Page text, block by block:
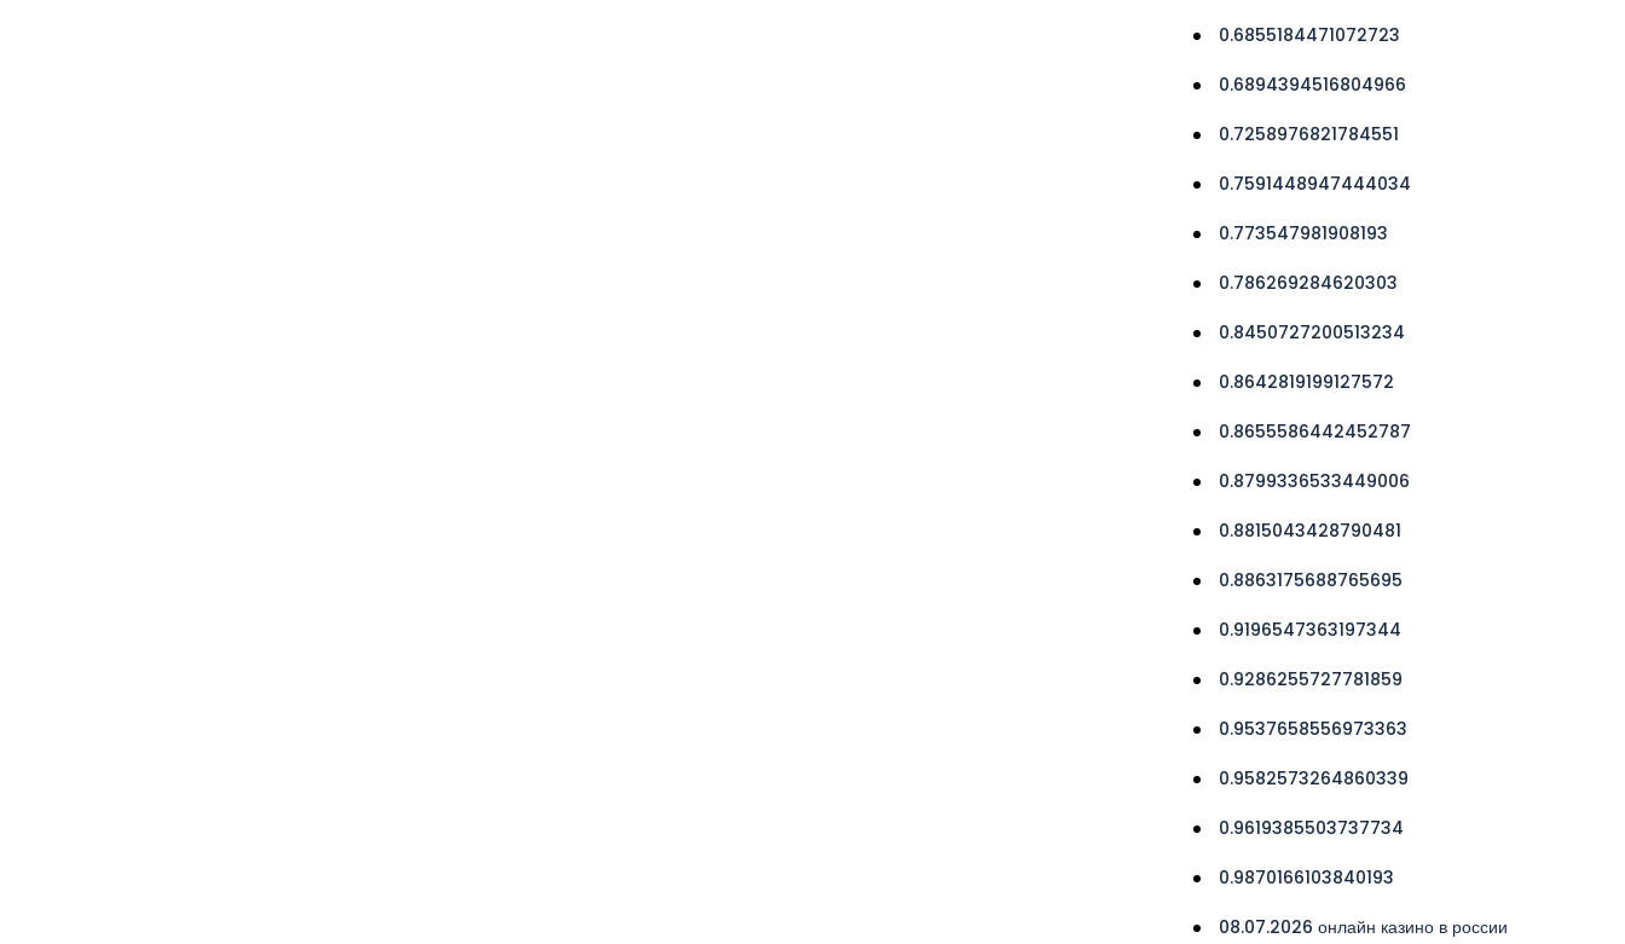
0.6855184471072723
0.6894394516804966
0.7258976821784551
0.7591448947444034
0.773547981908193
0.786269284620303
0.8450727200513234
0.8642819199127572
0.8655586442452787
0.8799336533449006
0.8815043428790481
0.8863175688765695
0.9196547363197344
0.9286255727781859
0.9537658556973363
0.9582573264860339
0.9619385503737734
0.9870166103840193
08.07.2026 онлайн казино в россии